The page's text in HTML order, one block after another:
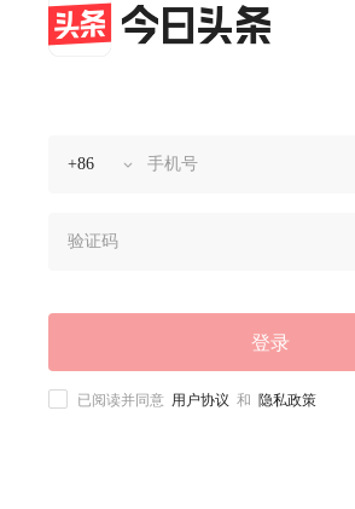
登录
已阅读并同意 用户协议 和 隐私政策